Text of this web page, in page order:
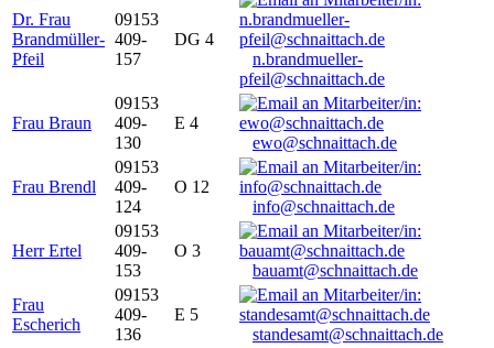
Dr. Frau
Brandmüller-
Pfeil
09153
409-
157
DG 4
n.brandmueller-
pfeil@schnaittach.de
Frau Braun
09153
409-
130
E 4
ewo@schnaittach.de
Frau Brendl
09153
409-
124
O 12
info@schnaittach.de
Herr Ertel
09153
409-
153
O 3
bauamt@schnaittach.de
Frau
Escherich
09153
409-
136
E 5
standesamt@schnaittach.de